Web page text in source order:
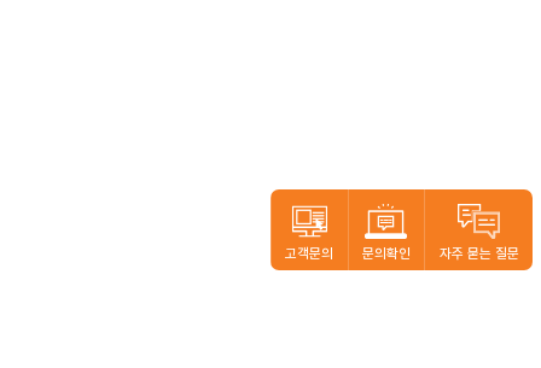
고객문의 문의확인 자주 묻는 질문